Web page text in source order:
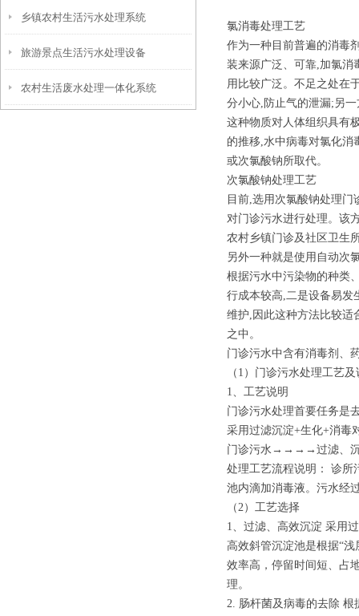
乡镇农村生活污水处理系统
旅游景点生活污水处理设备
农村生活废水处理一体化系统
氯消毒处理工艺
作为一种目前普遍的消毒
装来源广泛、可靠,加氯消
用比较广泛。不足之处在
分小心,防止气的泄漏;另
这种物质对人体组织具有
的推移,水中病毒对氯化消
或次氯酸钠所取代。
次氯酸钠处理工艺
目前,选用次氯酸钠处理
对门诊污水进行处理。该
农村乡镇门诊及社区卫生
另外一种就是使用自动次
根据污水中污染物的种类
行成本较高,二是设备易发
维护,因此这种方法比较适
之中。
门诊污水中含有消毒剂、
（1）门诊污水处理工艺及
1、工艺说明
门诊污水处理首要任务是
采用过滤沉淀+生化+消毒
门诊污水→→→→过滤、
处理工艺流程说明： 诊所
池内滴加消毒液。污水经
（2）工艺选择
1、过滤、高效沉淀 采用
高效斜管沉淀池是根据“
效率高，停留时间短、占
理。
2. 肠杆菌及病毒的去除